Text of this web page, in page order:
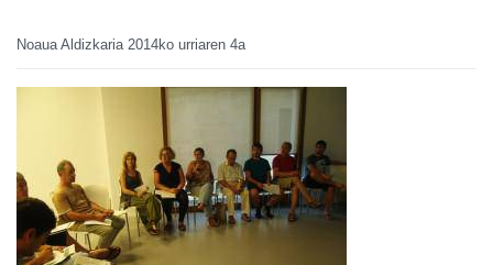
Noaua Aldizkaria 2014ko urriaren 4a